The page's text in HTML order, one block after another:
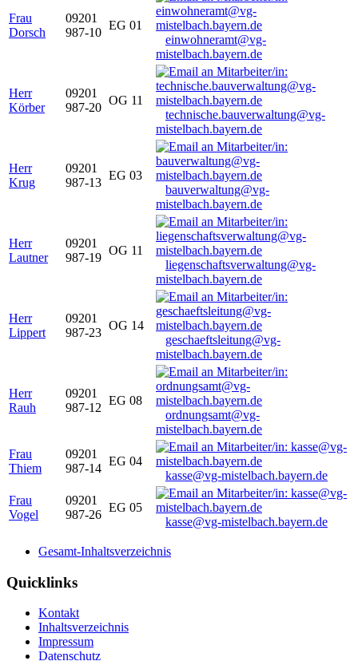
Frau
Dorsch
09201
987-10
EG 01
einwohneramt@vg-
mistelbach.bayern.de
Herr
Körber
09201
987-20
OG 11
technische.bauverwaltung@vg-
mistelbach.bayern.de
Herr
Krug
09201
987-13
EG 03
bauverwaltung@vg-
mistelbach.bayern.de
Herr
Lautner
09201
987-19
OG 11
liegenschaftsverwaltung@vg-
mistelbach.bayern.de
Herr
Lippert
09201
987-23
OG 14
geschaeftsleitung@vg-
mistelbach.bayern.de
Herr
Rauh
09201
987-12
EG 08
ordnungsamt@vg-
mistelbach.bayern.de
Frau
Thiem
09201
987-14
EG 04
kasse@vg-mistelbach.bayern.de
Frau
Vogel
09201
987-26
EG 05
kasse@vg-mistelbach.bayern.de
Gesamt-Inhaltsverzeichnis
Quicklinks
Kontakt
Inhaltsverzeichnis
Impressum
Datenschutz